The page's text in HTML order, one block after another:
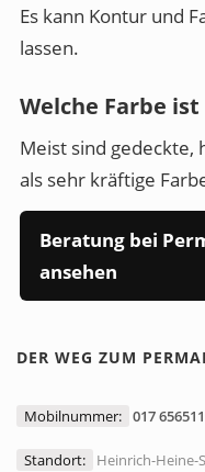
Es kann Kontur und
lassen.
Welche Farbe
Meist sind gedeckte,
als sehr kräftige
Beratung bei
ansehen
DER WEG ZUM
Mobilnummer: 017
Standort:
Heinrich-Heine-